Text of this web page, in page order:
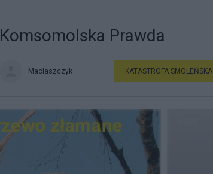
Komsomolska Prawda
Maciaszczyk KATASTROFA SMOLEŃSKA